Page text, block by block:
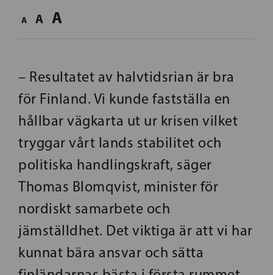
A A A
– Resultatet av halvtidsrian är bra
för Finland. Vi kunde fastställa en
hållbar vägkarta ut ur krisen vilket
tryggar vårt lands stabilitet och
politiska handlingskraft, säger
Thomas Blomqvist, minister för
nordiskt samarbete och
jämställdhet. Det viktiga är att vi har
kunnat bära ansvar och sätta